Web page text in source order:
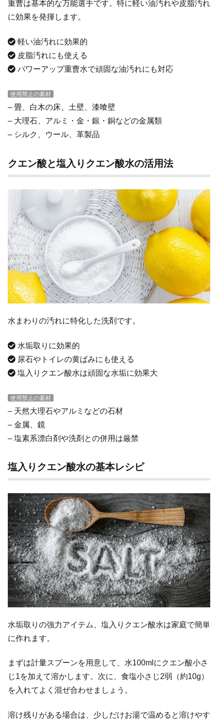
重曹は基本的な万能選手です。特に軽い油汚れや皮脂汚れ
に効果を発揮します。
軽い油汚れに効果的
皮脂汚れにも使える
パワーアップ重曹水で頑固な油汚れにも対応
使用禁止の素材
– 畳、白木の床、土壁、漆喰壁
– 大理石、アルミ・金・銀・銅などの金属類
– シルク、ウール、革製品
クエン酸と塩入りクエン酸水の活用法
水まわりの汚れに特化した洗剤です。
水垢取りに効果的
尿石やトイレの黄ばみにも使える
塩入りクエン酸水は頑固な水垢に効果大
使用禁止の素材
– 天然大理石やアルミなどの石材
– 金属、鏡
– 塩素系漂白剤や洗剤との併用は厳禁
塩入りクエン酸水の基本レシピ
水垢取りの強力アイテム、塩入りクエン酸水は家庭で簡単
に作れます。
まずは計量スプーンを用意して、水100mlにクエン酸小さ
じ1を加えて溶かします。次に、食塩小さじ2弱（約10g）
を入れてよく混ぜ合わせましょう。
溶け残りがある場合は、少しだけお湯で温めると溶けやす